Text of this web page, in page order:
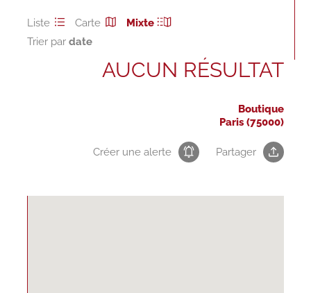
Liste Carte
Mixte
Trier par
AUCUN RÉSULTAT
Boutique
Paris (75000)
Créer une alerte Partager